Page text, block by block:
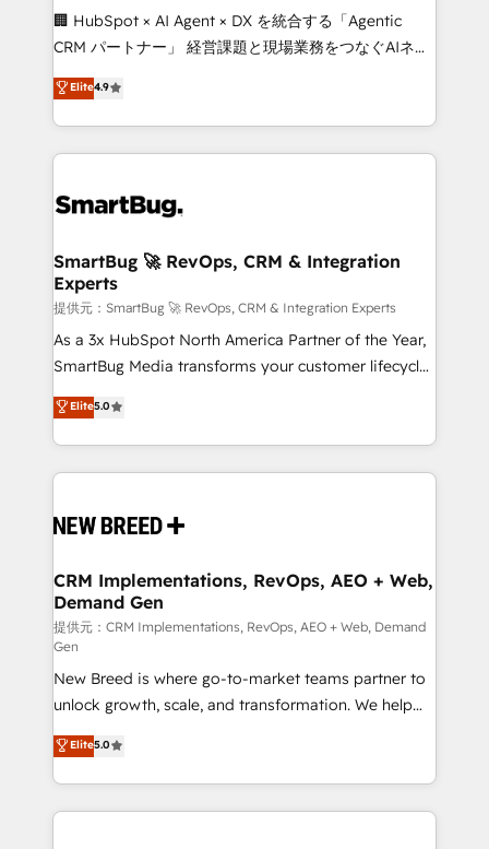
around your business, not a template. ➤ Migration:
Move from any legacy CRM. Zero downtime, full data
run your revenue process. Sales, marketing, and
service wired together. ➤ AI and Integrations: Layer
tune-ups, feature rollouts, adoption coaching. Buying
HubSpot, switching to it, or reviving a stale portal?
We are built for the work.
🏢 HubSpot × AI Agent × DX を統合する「Agentic
CRM パートナー」 経営課題と現場業務をつなぐAIネイ
ティブ・エージェンシーとして、HubSpot Eliteの実装
力で顧客フロント業務を再設計します。 💡 100inc は何
をする会社か？ HubSpotを共通基盤に、AIエージェン
トを組み込んだ顧客フロント業務（マーケティング・営
ィブ・エージェンシーです。事業部・グループ会社・部
を、CRMを軸とした全社共通基盤に再構築します。意
思決定者・PMO・現場担当者に並走します。 1️⃣
HubSpot導入・活用支援 顧客データの一元化から、
GTMの見える化・自動化まで。全Hub統合運用、デー
タ品質設計、グループ横断のCRM統合に対応します。
の一部をAIが自律実行する組織への移行を設計・実装。
Breeze・Claude等をHubSpotと連携させ、役割定義・
革を、構想から実装・定着までPMOとして主導。「設
の統合・浸透・変革管理を実行します。 ▸ CMS戦略設
計・構築：リード獲得・CVR・SEOを前提にした情報設
計・導線設計・テンプレート設計をContent Hubで一体
提供。 ▸ 既存CRM・MAからの移行支援：Salesforce・
Marketo・Pardot等からの移行、カスタム設計、履歴
データ移行と活用設計まで。 ▸ AEO対応：ChatGPT・
ンツとサイト構造を最適化。 🏆 なぜ100incを選ぶの
か？ ✓ HubSpot Eliteパートナー認定 ✓ HubSpotアワ
ード受賞・HUGリーダー ✓ ISO27001:2022 /
Elite4.9
SmartBug 🚀 RevOps, CRM & Integration
Experts
提供元：SmartBug 🚀 RevOps, CRM & Integration Experts
As a 3x HubSpot North America Partner of the Year,
SmartBug Media transforms your customer lifecycle
into a revenue engine. Our unified ecosystem
includes specialized divisions Globalia (AI &
Software) and Point Success Media (Paid Media),
making this the official home for all three brands. 🔄
and system integrations powered by Globalia’s
trainers to drive platform adoption. 📈 Revenue
Generation - Full-funnel marketing and high-
performance advertising via Point Success Media. -
Expert deployment of Breeze AI and custom agents
to automate growth. 🏆 Elite Excellence - 8 platform
accreditations and deep HIPAA-compliance
expertise. - A team of 250+ experts dedicated to
your resilient growth.
Elite5.0
CRM Implementations, RevOps, AEO + Web,
Demand Gen
提供元：CRM Implementations, RevOps, AEO + Web, Demand
Gen
New Breed is where go-to-market teams partner to
unlock growth, scale, and transformation. We help
companies activate HubSpot’s AI-powered
customer platform and operationalize HubSpot’s
Loop Marketing framework through expert-led
services, smart agents, and purpose-built apps,
Elite5.0